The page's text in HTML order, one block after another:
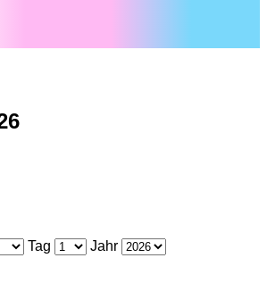
Tag Jahr